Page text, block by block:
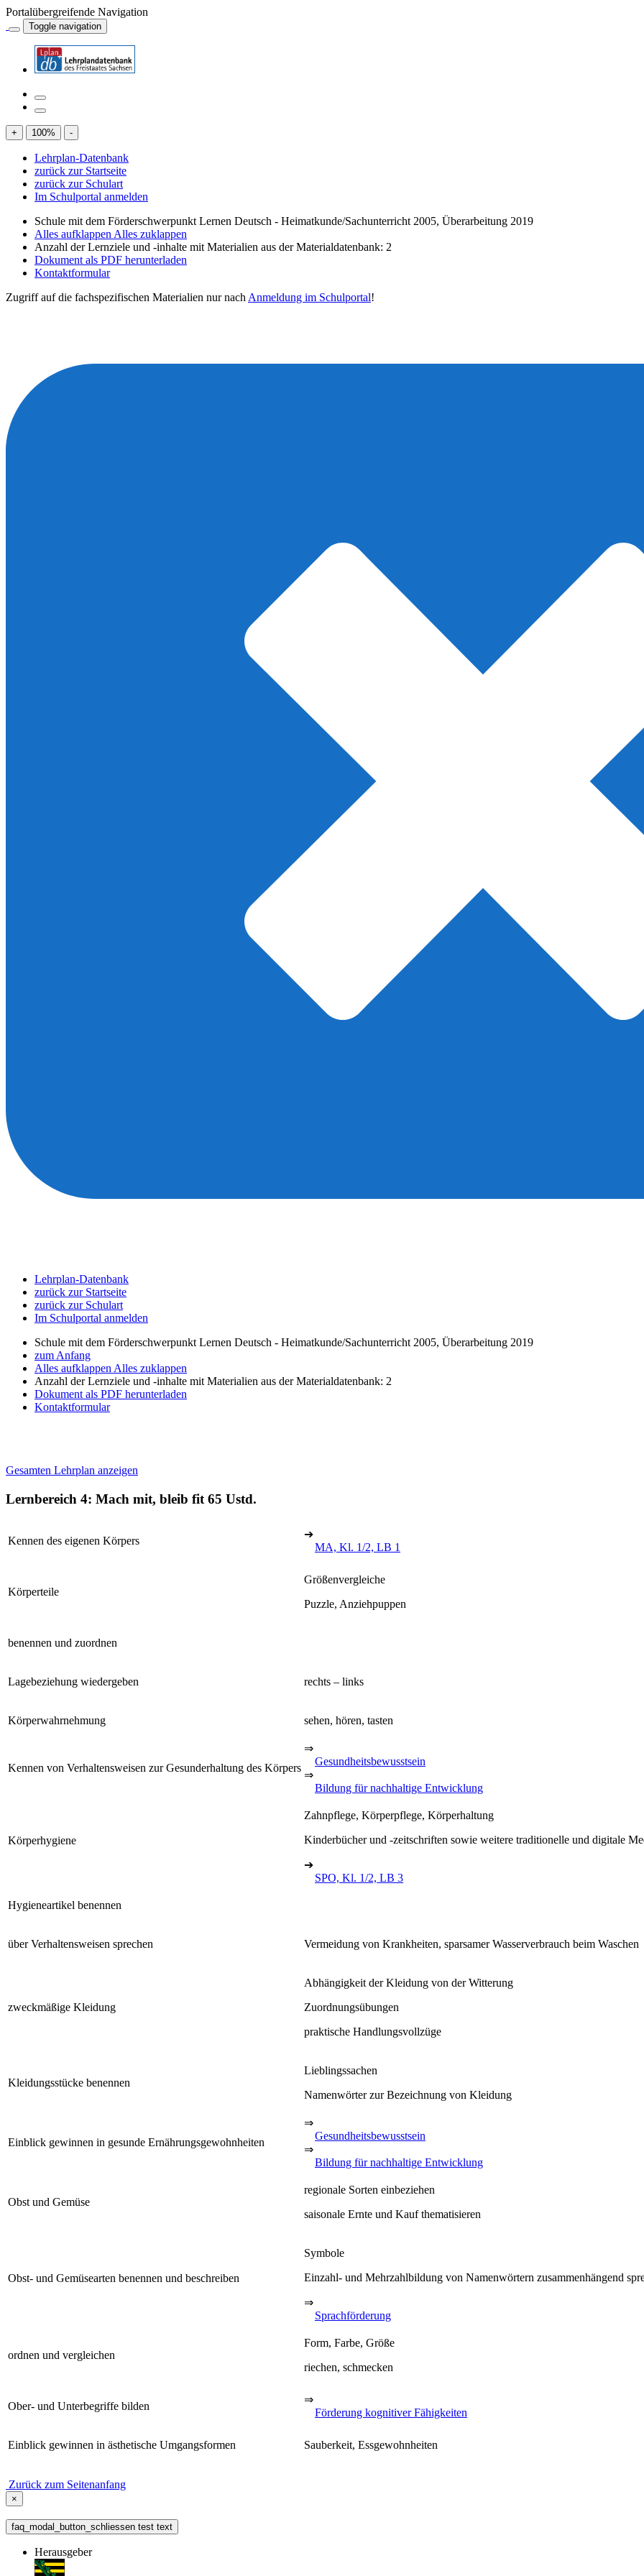
Portalübergreifende Navigation
Toggle navigation
+ 100% -
Lehrplan-Datenbank
zurück zur Startseite
zurück zur Schulart
Im Schulportal anmelden
Schule mit dem Förderschwerpunkt Lernen Deutsch - Heimatkunde/Sachunterricht 2005, Überarbeitung 2019
Alles aufklappen Alles zuklappen
Anzahl der Lernziele und -inhalte mit Materialien aus der Materialdatenbank: 2
Dokument als PDF herunterladen
Kontaktformular
Zugriff auf die fachspezifischen Materialien nur nach Anmeldung im Schulportal!
Lehrplan-Datenbank
zurück zur Startseite
zurück zur Schulart
Im Schulportal anmelden
Schule mit dem Förderschwerpunkt Lernen Deutsch - Heimatkunde/Sachunterricht 2005, Überarbeitung 2019
zum Anfang
Alles aufklappen Alles zuklappen
Anzahl der Lernziele und -inhalte mit Materialien aus der Materialdatenbank: 2
Dokument als PDF herunterladen
Kontaktformular
Gesamten Lehrplan anzeigen
Lernbereich 4: Mach mit, bleib fit 65 Ustd.
Kennen des eigenen Körpers
➔
MA, Kl. 1/2, LB 1
Körperteile
Größenvergleiche
Puzzle, Anziehpuppen
benennen und zuordnen
Lagebeziehung wiedergeben rechts – links
Körperwahrnehmung sehen, hören, tasten
Kennen von Verhaltensweisen zur Gesunderhaltung des Körpers
⇒
Gesundheitsbewusstsein
⇒
Bildung für nachhaltige Entwicklung
Körperhygiene
Zahnpflege, Körperpflege, Körperhaltung
Kinderbücher und -zeitschriften sowie weitere traditionelle und digitale
➔
SPO, Kl. 1/2, LB 3
Hygieneartikel benennen
über Verhaltensweisen sprechen Vermeidung von Krankheiten, sparsamer Wasserverbrauch beim Waschen
zweckmäßige Kleidung
Abhängigkeit der Kleidung von der Witterung
Zuordnungsübungen
praktische Handlungsvollzüge
Kleidungsstücke benennen
Lieblingssachen
Namenwörter zur Bezeichnung von Kleidung
Einblick gewinnen in gesunde Ernährungsgewohnheiten
⇒
Gesundheitsbewusstsein
⇒
Bildung für nachhaltige Entwicklung
Obst und Gemüse
regionale Sorten einbeziehen
saisonale Ernte und Kauf thematisieren
Obst- und Gemüsearten benennen und beschreiben
Symbole
Einzahl- und Mehrzahlbildung von Namenwörtern zusammenhängend
⇒
Sprachförderung
ordnen und vergleichen
Form, Farbe, Größe
riechen, schmecken
Ober- und Unterbegriffe bilden
⇒
Förderung kognitiver Fähigkeiten
Einblick gewinnen in ästhetische Umgangsformen Sauberkeit, Essgewohnheiten
Zurück zum Seitenanfang
×
faq_modal_button_schliessen test text
Herausgeber